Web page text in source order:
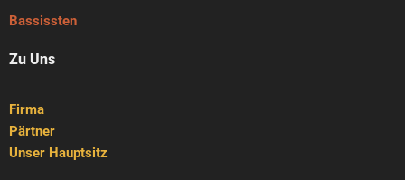
Bassissten
Zu Uns
Firma
Pärtner
Unser Hauptsitz